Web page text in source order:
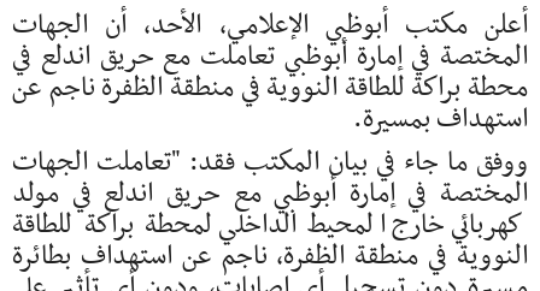
أعلن مكتب أبوظبي الإعلامي، الأحد، أن الجهات
المختصة في إمارة أبوظبي تعاملت مع حريق اندلع في
محطة براكة للطاقة النووية في منطقة الظفرة ناجم عن
استهداف بمسيرة.
ووفق ما جاء في بيان المكتب فقد: "تعاملت الجهات
المختصة في إمارة أبوظبي مع حريق اندلع في مولد
كهربائي خارج المحيط الداخلي لمحطة براكة للطاقة
النووية في منطقة الظفرة، ناجم عن استهداف بطائرة